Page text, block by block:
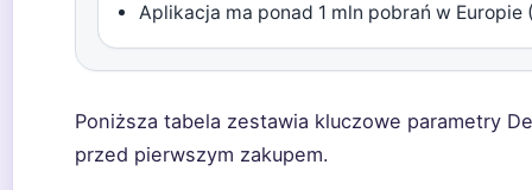
Aplikacja ma ponad 1 mln pobrań w Europie
Poniższa tabela zestawia kluczowe parametry
przed pierwszym zakupem.